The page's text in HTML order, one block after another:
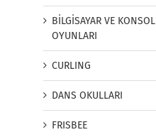
BİLGİSAYAR VE KONSOL
OYUNLARI
CURLING
DANS OKULLARI
FRISBEE